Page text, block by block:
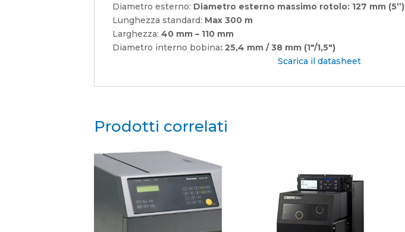
Diametro esterno: Diametro esterno massimo rotolo: 127 mm (5”)
Lunghezza standard: Max 300 m
Larghezza:40 mm – 110 mm
Diametro interno bobina: 25,4 mm / 38 mm (1″/1,5″)
Scarica il datasheet
Prodotti correlati